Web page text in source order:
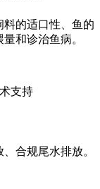
的适口性、鱼的
和诊治鱼病。
支持
合规尾水排放。